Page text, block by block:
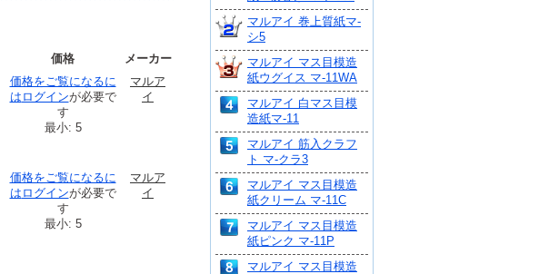
価格 メーカー
価格をご覧になるに
は ログインが必要で
す
最小: 5
マルア
イ
価格をご覧になるに
は ログインが必要で
す
最小: 5
マルア
イ
マルアイ 巻上質紙マ-
シ5
マルアイ マス目模造
紙ウグイス マ-11WA
マルアイ 白マス目模
造紙マ-11
マルアイ 筋入クラフ
ト マ-クラ3
マルアイ マス目模造
紙クリーム マ-11C
マルアイ マス目模造
紙ピンク マ-11P
マルアイ マス目模造